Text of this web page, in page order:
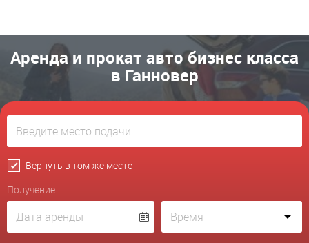
Аренда и прокат авто бизнес класса
в Ганновер
Вернуть в том же месте
Получение